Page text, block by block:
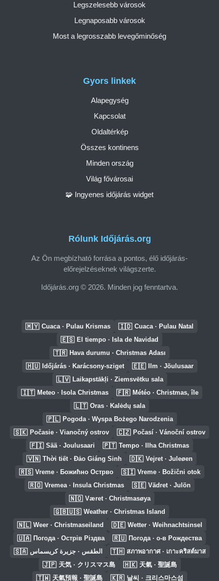
Rólunk Időjárás.org
Az Ön megbízható forrása a pontos, élő időjárás-
előrejelzéseknek világszerte.
Időjárás.org © 2026. Minden jog fenntartva.
Gyors linkek
Alapegység
Kapcsolat
Oldaltérkép
Összes kontinens
Minden ország
Világ fővárosai
🧩 Ingyenes időjárás widget
Legszelesebb városok
Legnaposabb városok
Most a legrosszabb levegőminőség
🇲🇾 Cuaca · Pulau Krismas 🇮🇩 Cuaca · Pulau Natal
🇪🇸 El tiempo · Isla de Navidad
🇹🇷 Hava durumu · Christmas Adası
🇭🇺 Időjárás · Karácsony-sziget 🇪🇪 Ilm · Jõulusaar
🇱🇻 Laikapstākļi · Ziemsvētku sala
🇮🇹 Meteo · Isola Christmas 🇫🇷 Météo · Christmas, île
🇱🇹 Oras · Kalėdų sala
🇵🇱 Pogoda · Wyspa Bożego Narodzenia
🇸🇰 Počasie · Vianočný ostrov 🇨🇿 Počasí · Vánoční ostrov
🇫🇮 Sää · Joulusaari 🇵🇹 Tempo · Ilha Christmas
🇻🇳 Thời tiết · Đảo Giáng Sinh 🇩🇰 Vejret · Juleøen
🇷🇸 Vreme · Божићно Острво 🇸🇮 Vreme · Božični otok
🇷🇴 Vremea · Insula Christmas 🇸🇪 Vädret · Julön
🇳🇴 Været · Christmasøya
🇬🇧🇺🇸 Weather · Christmas Island
🇳🇱 Weer · Christmaseiland 🇩🇪 Wetter · Weihnachtsinsel
🇺🇦 Погода · Острів Різдва 🇷🇺 Погода · о-в Рождества
🇸🇦 الطقس · جزيرة كريسماس 🇹🇭 สภาพอากาศ · เกาะคริสต์มาส
🇯🇵 天気 · クリスマス島 🇭🇰 天氣 · 聖誕島
🇹🇼 天氣預報 · 聖誕島 🇰🇷 날씨 · 크리스마스섬